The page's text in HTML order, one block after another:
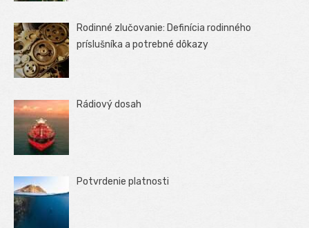
Rodinné zlučovanie: Definícia rodinného
príslušníka a potrebné dôkazy
Rádiový dosah
Potvrdenie platnosti